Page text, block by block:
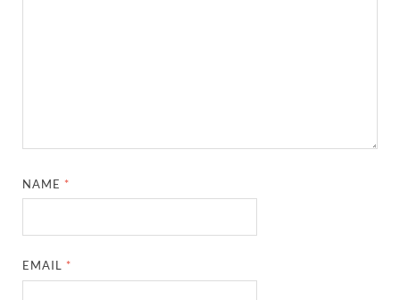
NAME *
EMAIL *